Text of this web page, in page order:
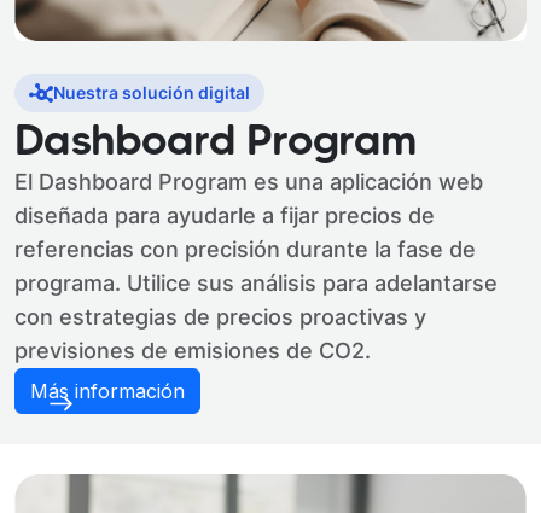
Nuestra solución digital
Dashboard Program
El Dashboard Program es una aplicación web
diseñada para ayudarle a fijar precios de
referencias con precisión durante la fase de
programa. Utilice sus análisis para adelantarse
con estrategias de precios proactivas y
previsiones de emisiones de CO2.
Más información